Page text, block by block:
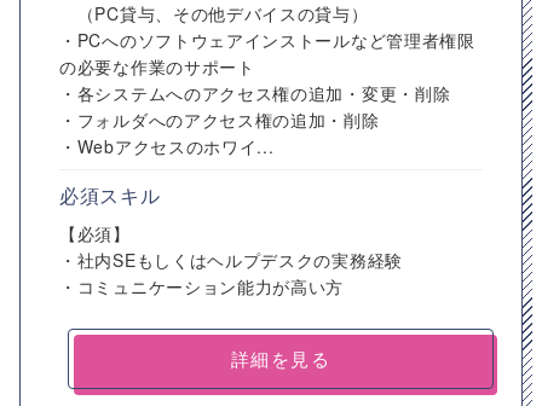
（PC貸与、その他デバイスの貸与）
・PCへのソフトウェアインストールなど管理者権限
の必要な作業のサポート
・各システムへのアクセス権の追加・変更・削除
・フォルダへのアクセス権の追加・削除
・Webアクセスのホワイ...
必須スキル
【必須】
・社内SEもしくはヘルプデスクの実務経験
・コミュニケーション能力が高い方
詳細を見る